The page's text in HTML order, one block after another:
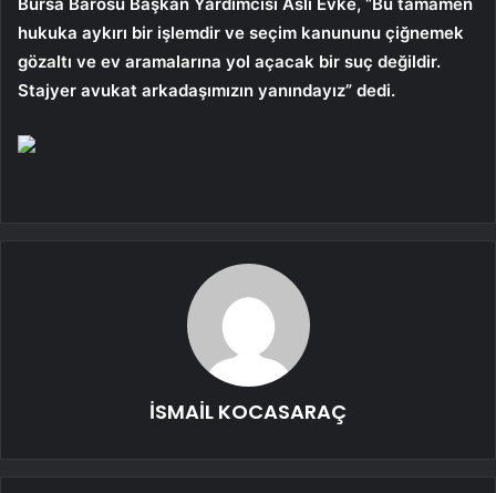
hukuka aykırı bir işlemdir ve seçim kanununu çiğnemek
gözaltı ve ev aramalarına yol açacak bir suç değildir.
Stajyer avukat arkadaşımızın yanındayız” dedi.
İSMAİL KOCASARAÇ